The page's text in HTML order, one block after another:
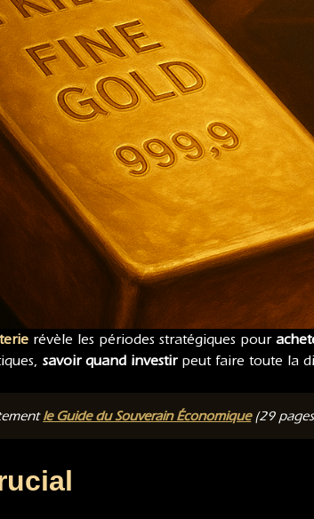
révèle les périodes stratégiques pour
savoir quand investirpeut faire toute la
le Guide du Souverain Économique(29